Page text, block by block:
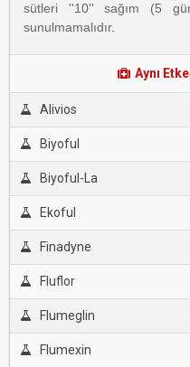
sütleri ''10'' sağım (5
sunulmamalıdır.
Aynı
Alivios
Biyoful
Biyoful-La
Ekoful
Finadyne
Fluflor
Flumeglin
Flumexin